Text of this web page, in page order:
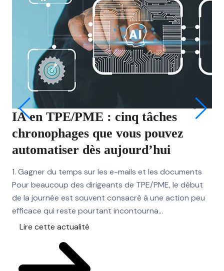
IA en TPE/PME : cinq tâches
chronophages que vous pouvez
automatiser dès aujourd’hui
1. Gagner du temps sur les e-mails et les documents
Pour beaucoup des dirigeants de TPE/PME, le début
de la journée est souvent consacré à une action peu
efficace qui reste pourtant incontourna...
Lire cette actualité